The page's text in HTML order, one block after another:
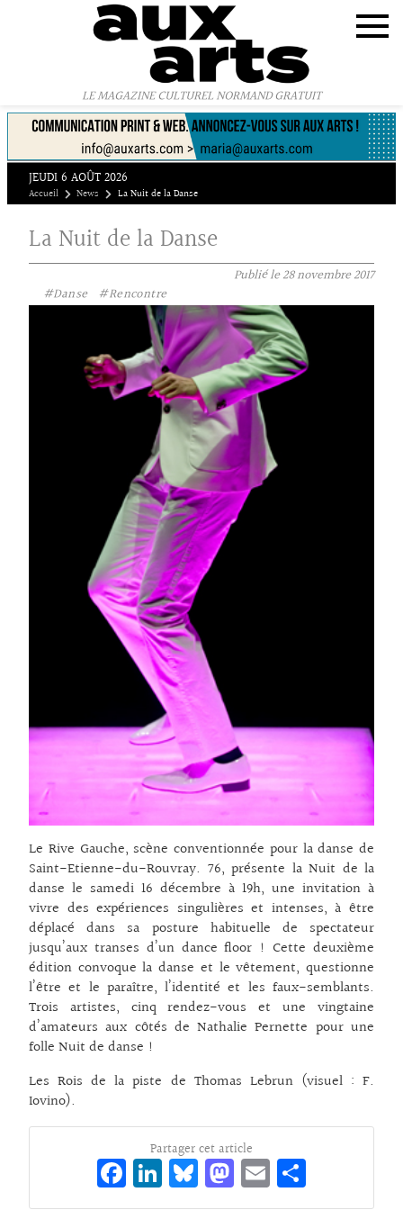
LE MAGAZINE CULTUREL NORMAND GRATUIT
JEUDI 6 AOÛT 2026
Accueil News La Nuit de la Danse
La Nuit de la Danse
Publié le28 novembre 2017
#Danse
#Rencontre
Le Rive Gauche, scène conventionnée pour la danse de
Saint-Etienne-du-Rouvray. 76, présente la Nuit de la
danse le samedi 16 décembre à 19h, une invitation à
vivre des expériences singulières et intenses, à être
déplacé dans sa posture habituelle de spectateur
jusqu’aux transes d’un dance floor ! Cette deuxième
édition convoque la danse et le vêtement, questionne
l’être et le paraître, l’identité et les faux-semblants.
Trois artistes, cinq rendez-vous et une vingtaine
d’amateurs aux côtés de Nathalie Pernette pour une
folle Nuit de danse !
Les Rois de la piste de Thomas Lebrun (visuel : F.
Iovino).
Partager cet article
Fa Li Bl M E
Panneau de gestion des cookies